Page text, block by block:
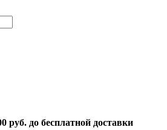
руб. до бесплатной доставки